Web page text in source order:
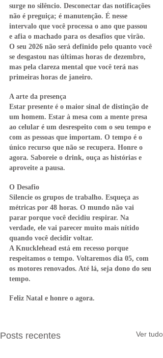
surge no silêncio. Desconectar das notificações
não é preguiça; é manutenção. É nesse
intervalo que você processa o ano que passou
e afia o machado para os desafios que virão.
O seu 2026 não será definido pelo quanto você
se desgastou nas últimas horas de dezembro,
mas pela clareza mental que você terá nas
primeiras horas de janeiro.
A arte da presença
Estar presente é o maior sinal de distinção de
um homem. Estar à mesa com a mente presa
ao celular é um desrespeito com o seu tempo e
com as pessoas que importam. O tempo é o
único recurso que não se recupera. Honre o
agora. Saboreie o drink, ouça as histórias e
aproveite a pausa.
O Desafio
Silencie os grupos de trabalho. Esqueça as
métricas por 48 horas. O mundo não vai
parar porque você decidiu respirar. Na
verdade, ele vai parecer muito mais nítido
quando você decidir voltar.
A Knucklehead está em recesso porque
respeitamos o tempo. Voltaremos dia 05, com
os motores renovados. Até lá, seja dono do seu
tempo.
Feliz Natal e honre o agora.
Posts recentes Ver tudo